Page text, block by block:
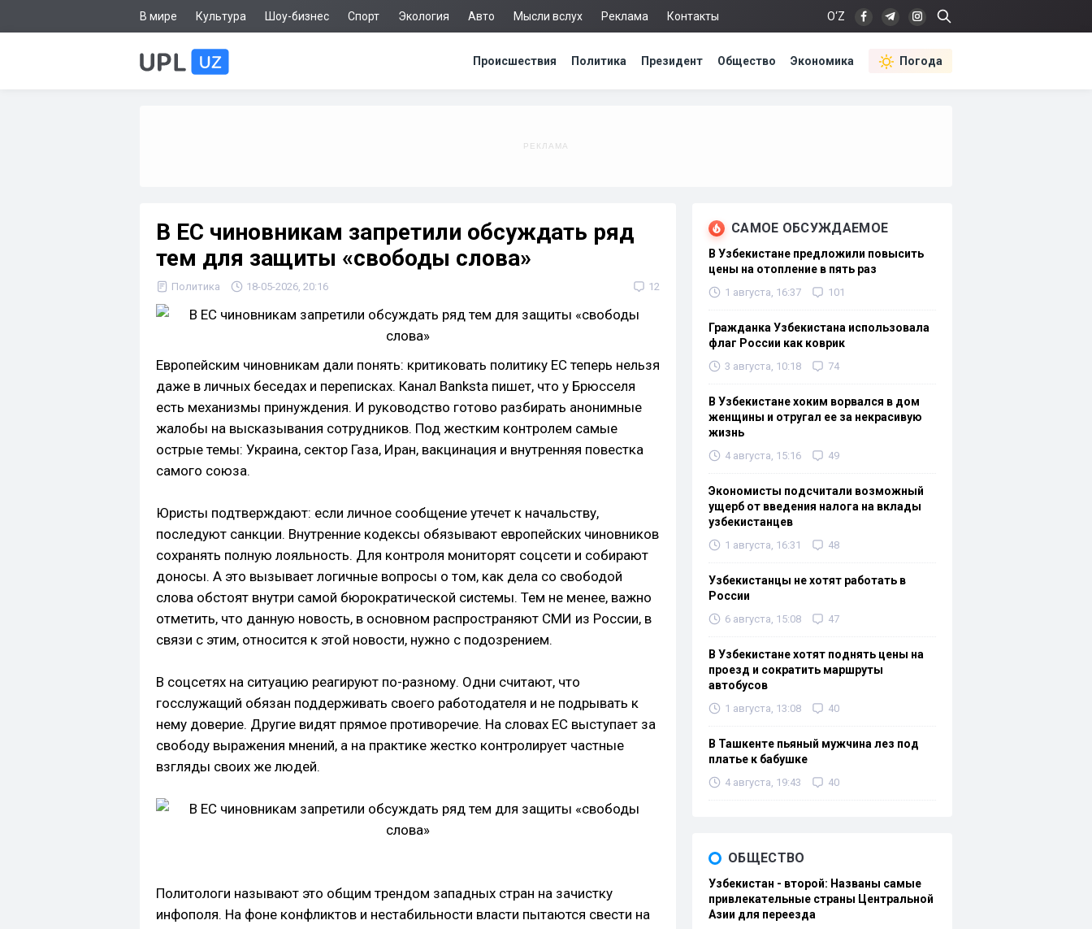
В мире Культура Шоу-бизнес Спорт Экология Авто Мысли вслух Реклама Контакты O‘Z
Происшествия Политика Президент Общество Экономика Погода
В ЕС чиновникам запретили обсуждать ряд
тем для защиты «свободы слова»
Политика 18-05-2026, 20:16 12
Европейским чиновникам дали понять: критиковать политику ЕС теперь нельзя
даже в личных беседах и переписках. Канал Banksta пишет, что у Брюсселя
есть механизмы принуждения. И руководство готово разбирать анонимные
жалобы на высказывания сотрудников. Под жестким контролем самые
острые темы: Украина, сектор Газа, Иран, вакцинация и внутренняя повестка
самого союза.
Юристы подтверждают: если личное сообщение утечет к начальству,
последуют санкции. Внутренние кодексы обязывают европейских чиновников
сохранять полную лояльность. Для контроля мониторят соцсети и собирают
доносы. А это вызывает логичные вопросы о том, как дела со свободой
слова обстоят внутри самой бюрократической системы. Тем не менее, важно
отметить, что данную новость, в основном распространяют СМИ из России, в
связи с этим, относится к этой новости, нужно с подозрением.
В соцсетях на ситуацию реагируют по-разному. Одни считают, что
госслужащий обязан поддерживать своего работодателя и не подрывать к
нему доверие. Другие видят прямое противоречие. На словах ЕС выступает за
свободу выражения мнений, а на практике жестко контролирует частные
взгляды своих же людей.
Политологи называют это общим трендом западных стран на зачистку
инфополя. На фоне конфликтов и нестабильности власти пытаются свести на
САМОЕ ОБСУЖДАЕМОЕ
В Узбекистане предложили повысить
цены на отопление в пять раз
1 августа, 16:37 101
Гражданка Узбекистана использовала
флаг России как коврик
3 августа, 10:18 74
В Узбекистане хоким ворвался в дом
женщины и отругал ее за некрасивую
жизнь
4 августа, 15:16 49
Экономисты подсчитали возможный
ущерб от введения налога на вклады
узбекистанцев
1 августа, 16:31 48
Узбекистанцы не хотят работать в
России
6 августа, 15:08 47
В Узбекистане хотят поднять цены на
проезд и сократить маршруты
автобусов
1 августа, 13:08 40
В Ташкенте пьяный мужчина лез под
платье к бабушке
4 августа, 19:43 40
ОБЩЕСТВО
Узбекистан - второй: Названы самые
привлекательные страны Центральной
Азии для переезда